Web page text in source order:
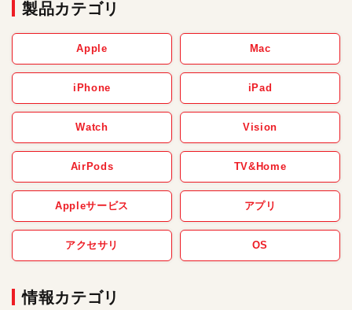
製品カテゴリ
Apple Mac
iPhone iPad
Watch Vision
AirPods TV&Home
Appleサービス アプリ
アクセサリ OS
情報カテゴリ